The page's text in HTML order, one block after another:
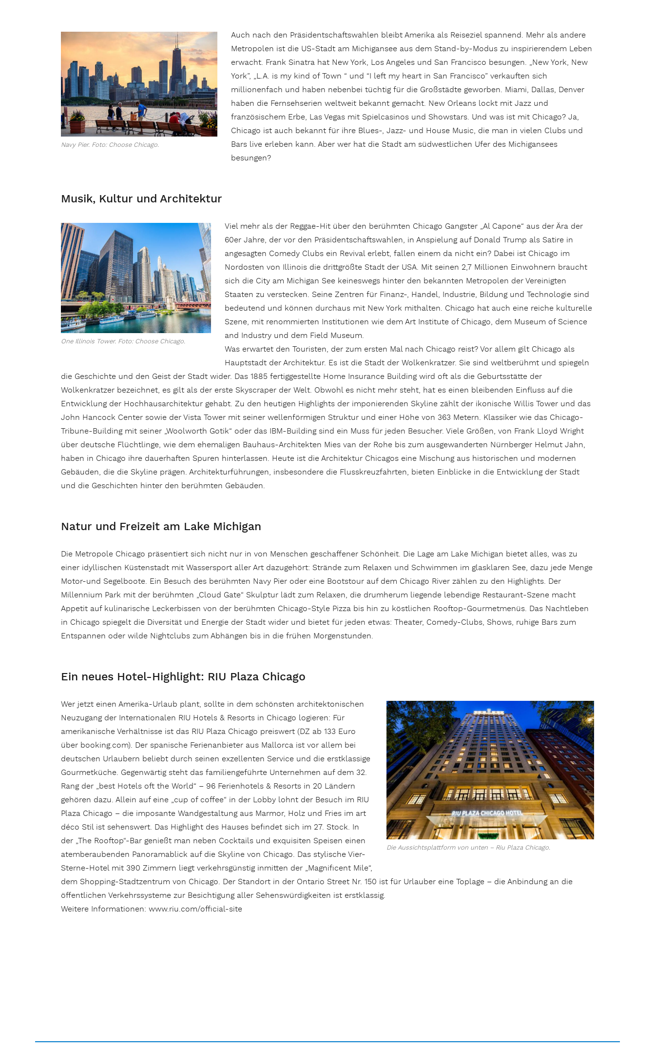
Navy Pier. Foto: Choose Chicago.
Auch nach den Präsidentschaftswahlen bleibt Amerika als Reiseziel spannend. Mehr als andere
Metropolen ist die US-Stadt am Michigansee aus dem Stand-by-Modus zu inspirierendem Leben
erwacht. Frank Sinatra hat New York, Los Angeles und San Francisco besungen. „New York, New
York”, „L.A. is my kind of Town “ und “I left my heart in San Francisco” verkauften sich
millionenfach und haben nebenbei tüchtig für die Großstädte geworben. Miami, Dallas, Denver
haben die Fernsehserien weltweit bekannt gemacht. New Orleans lockt mit Jazz und
französischem Erbe, Las Vegas mit Spielcasinos und Showstars. Und was ist mit Chicago? Ja,
Chicago ist auch bekannt für ihre Blues-, Jazz- und House Music, die man in vielen Clubs und
Bars live erleben kann. Aber wer hat die Stadt am südwestlichen Ufer des Michigansees
besungen?
Musik, Kultur und Architektur
One Illinois Tower. Foto: Choose Chicago.
Viel mehr als der Reggae-Hit über den berühmten Chicago Gangster „Al Capone“ aus der Ära der
60er Jahre, der vor den Präsidentschaftswahlen, in Anspielung auf Donald Trump als Satire in
angesagten Comedy Clubs ein Revival erlebt, fallen einem da nicht ein? Dabei ist Chicago im
Nordosten von Illinois die drittgrößte Stadt der USA. Mit seinen 2,7 Millionen Einwohnern braucht
sich die City am Michigan See keineswegs hinter den bekannten Metropolen der Vereinigten
Staaten zu verstecken. Seine Zentren für Finanz-, Handel, Industrie, Bildung und Technologie sind
bedeutend und können durchaus mit New York mithalten. Chicago hat auch eine reiche kulturelle
Szene, mit renommierten Institutionen wie dem Art Institute of Chicago, dem Museum of Science
and Industry und dem Field Museum.
Was erwartet den Touristen, der zum ersten Mal nach Chicago reist? Vor allem gilt Chicago als
Hauptstadt der Architektur. Es ist die Stadt der Wolkenkratzer. Sie sind weltberühmt und spiegeln
die Geschichte und den Geist der Stadt wider. Das 1885 fertiggestellte Home Insurance Building wird oft als die Geburtsstätte der
Wolkenkratzer bezeichnet, es gilt als der erste Skyscraper der Welt. Obwohl es nicht mehr steht, hat es einen bleibenden Einfluss auf die
Entwicklung der Hochhausarchitektur gehabt. Zu den heutigen Highlights der imponierenden Skyline zählt der ikonische Willis Tower und das
John Hancock Center sowie der Vista Tower mit seiner wellenförmigen Struktur und einer Höhe von 363 Metern. Klassiker wie das Chicago-
Tribune-Building mit seiner „Woolworth Gotik“ oder das IBM-Building sind ein Muss für jeden Besucher. Viele Größen, von Frank Lloyd Wright
über deutsche Flüchtlinge, wie dem ehemaligen Bauhaus-Architekten Mies van der Rohe bis zum ausgewanderten Nürnberger Helmut Jahn,
haben in Chicago ihre dauerhaften Spuren hinterlassen. Heute ist die Architektur Chicagos eine Mischung aus historischen und modernen
Gebäuden, die die Skyline prägen. Architekturführungen, insbesondere die Flusskreuzfahrten, bieten Einblicke in die Entwicklung der Stadt
und die Geschichten hinter den berühmten Gebäuden.
Natur und Freizeit am Lake Michigan
Die Metropole Chicago präsentiert sich nicht nur in von Menschen geschaffener Schönheit. Die Lage am Lake Michigan bietet alles, was zu
einer idyllischen Küstenstadt mit Wassersport aller Art dazugehört: Strände zum Relaxen und Schwimmen im glasklaren See, dazu jede Menge
Motor-und Segelboote. Ein Besuch des berühmten Navy Pier oder eine Bootstour auf dem Chicago River zählen zu den Highlights. Der
Millennium Park mit der berühmten „Cloud Gate“ Skulptur lädt zum Relaxen, die drumherum liegende lebendige Restaurant-Szene macht
Appetit auf kulinarische Leckerbissen von der berühmten Chicago-Style Pizza bis hin zu köstlichen Rooftop-Gourmetmenüs. Das Nachtleben
in Chicago spiegelt die Diversität und Energie der Stadt wider und bietet für jeden etwas: Theater, Comedy-Clubs, Shows, ruhige Bars zum
Entspannen oder wilde Nightclubs zum Abhängen bis in die frühen Morgenstunden.
Ein neues Hotel-Highlight: RIU Plaza Chicago
Die Aussichtsplattform von unten – Riu Plaza Chicago.
Wer jetzt einen Amerika-Urlaub plant, sollte in dem schönsten architektonischen
Neuzugang der Internationalen RIU Hotels & Resorts in Chicago logieren: Für
amerikanische Verhältnisse ist das RIU Plaza Chicago preiswert (DZ ab 133 Euro
über booking.com). Der spanische Ferienanbieter aus Mallorca ist vor allem bei
deutschen Urlaubern beliebt durch seinen exzellenten Service und die erstklassige
Gourmetküche. Gegenwärtig steht das familiengeführte Unternehmen auf dem 32.
Rang der „best Hotels oft the World“ – 96 Ferienhotels & Resorts in 20 Ländern
gehören dazu. Allein auf eine „cup of coffee“ in der Lobby lohnt der Besuch im RIU
Plaza Chicago – die imposante Wandgestaltung aus Marmor, Holz und Fries im art
déco Stil ist sehenswert. Das Highlight des Hauses befindet sich im 27. Stock. In
der „The Rooftop“-Bar genießt man neben Cocktails und exquisiten Speisen einen
atemberaubenden Panoramablick auf die Skyline von Chicago. Das stylische Vier-
Sterne-Hotel mit 390 Zimmern liegt verkehrsgünstig inmitten der „Magnificent Mile“,
dem Shopping-Stadtzentrum von Chicago. Der Standort in der Ontario Street Nr. 150 ist für Urlauber eine Toplage – die Anbindung an die
öffentlichen Verkehrssysteme zur Besichtigung aller Sehenswürdigkeiten ist erstklassig.
Weitere Informationen: www.riu.com/official-site